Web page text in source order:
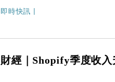
即時快訊
財經｜Shopify季度收